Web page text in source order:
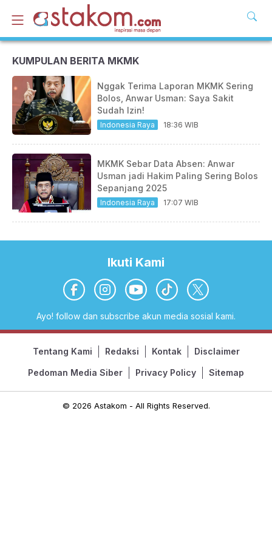
KUMPULAN BERITA MKMK
Nggak Terima Laporan MKMK Sering
Bolos, Anwar Usman: Saya Sakit
Sudah Izin!
Indonesia Raya 18:36 WIB
MKMK Sebar Data Absen: Anwar
Usman jadi Hakim Paling Sering Bolos
Sepanjang 2025
Indonesia Raya 17:07 WIB
Ikuti Kami
Ayo! follow dan subscribe akun media sosial kami.
Tentang Kami Redaksi Kontak Disclaimer
Pedoman Media Siber Privacy Policy Sitemap
© 2026 Astakom - All Rights Reserved.